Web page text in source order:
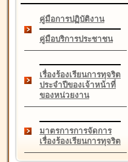
คู่มือการปฏิบัติงาน
คู่มือบริการประชาชน
เรื่องร้องเรียนการทุจริต
ประจำปีของเจ้าหน้าที่
ของหน่วยงาน
มาตรการการจัดการ
เรื่องร้องเรียนการทุจริต